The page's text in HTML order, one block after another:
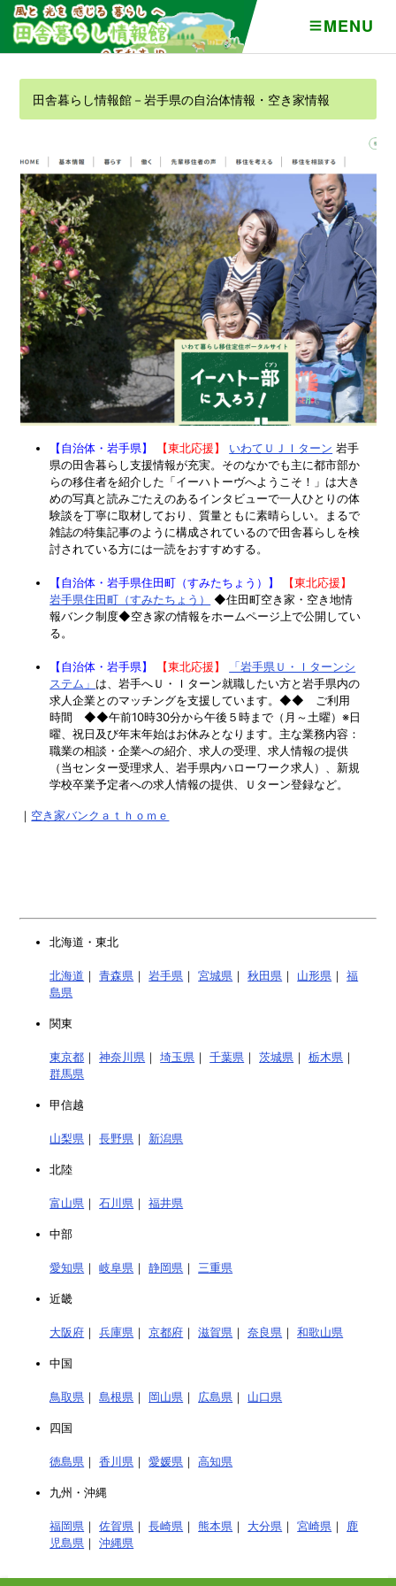
MENU
田舎暮らし情報館－岩手県の自治体情報・空き家情報
【自治体・岩手県】 【東北応援】 いわてＵＪＩターン 岩手
県の田舎暮らし支援情報が充実。そのなかでも主に都市部か
らの移住者を紹介した「イーハトーヴへようこそ！」は大き
めの写真と読みごたえのあるインタビューで一人ひとりの体
験談を丁寧に取材しており、質量ともに素晴らしい。まるで
雑誌の特集記事のように構成されているので田舎暮らしを検
討されている方には一読をおすすめする。
【自治体・岩手県住田町（すみたちょう）】
【東北応援】
岩手県住田町（すみたちょう）
◆住田町空き家・空き地情
報バンク制度◆空き家の情報をホームページ上で公開してい
る。
【自治体・岩手県】 【東北応援】
「岩手県Ｕ・Ｉターンシ
ステム」 は、岩手へＵ・Ｉターン就職したい方と岩手県内の
求人企業とのマッチングを支援しています。◆◆ ご利用
時間 ◆◆午前10時30分から午後５時まで（月～土曜）※日
曜、祝日及び年末年始はお休みとなります。主な業務内容：
職業の相談・企業への紹介、求人の受理、求人情報の提供
（当センター受理求人、岩手県内ハローワーク求人）、新規
学校卒業予定者への求人情報の提供、Ｕターン登録など。
｜ 空き家バンクａｔｈｏｍｅ
北海道・東北
北海道 ｜青森県 ｜岩手県 ｜宮城県 ｜秋田県 ｜ 山形県 ｜福
島県
関東
東京都 ｜神奈川県 ｜埼玉県 ｜千葉県 ｜茨城県 ｜栃木県 ｜
群馬県
甲信越
山梨県 ｜長野県 ｜ 新潟県
北陸
富山県 ｜石川県 ｜福井県
中部
愛知県 ｜岐阜県 ｜静岡県 ｜三重県
近畿
大阪府 ｜兵庫県 ｜京都府 ｜滋賀県 ｜奈良県 ｜和歌山県
中国
鳥取県 ｜島根県 ｜ 岡山県 ｜ 広島県 ｜ 山口県
四国
徳島県 ｜香川県 ｜愛媛県 ｜高知県
九州・沖縄
福岡県 ｜佐賀県 ｜長崎県 ｜熊本県 ｜ 大分県 ｜宮崎県 ｜ 鹿
児島県 ｜沖縄県